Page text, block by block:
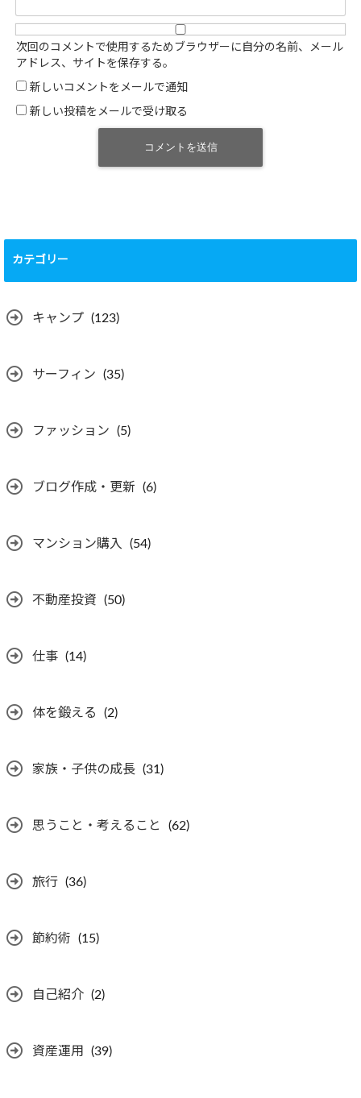
次回のコメントで使用するためブラウザーに自分の名前、メール
アドレス、サイトを保存する。
新しいコメントをメールで通知
新しい投稿をメールで受け取る
カテゴリー
キャンプ (123)
サーフィン (35)
ファッション (5)
ブログ作成・更新 (6)
マンション購入 (54)
不動産投資 (50)
仕事 (14)
体を鍛える (2)
家族・子供の成長 (31)
思うこと・考えること (62)
旅行 (36)
節約術 (15)
自己紹介 (2)
資産運用 (39)